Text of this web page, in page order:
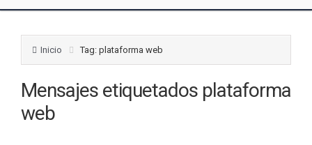
Inicio Tag: plataforma web
Mensajes etiquetados plataforma
web